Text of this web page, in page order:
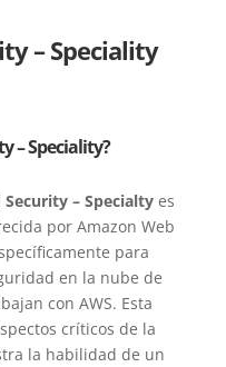
– Speciality
– Speciality?
– Specialtyes
por Amazon Web
para
en la nube de
con AWS. Esta
críticos de la
la habilidad de un